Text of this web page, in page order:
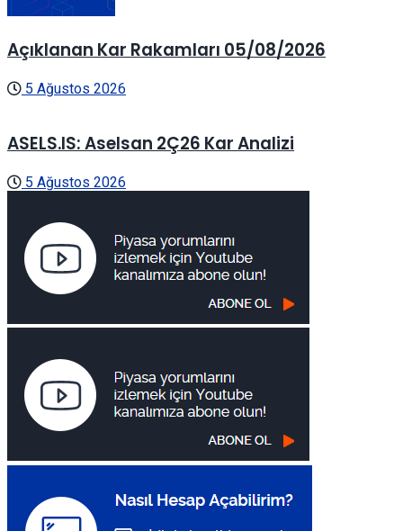
Açıklanan Kar Rakamları 05/08/2026
5 Ağustos 2026
ASELS.IS: Aselsan 2Ç26 Kar Analizi
5 Ağustos 2026